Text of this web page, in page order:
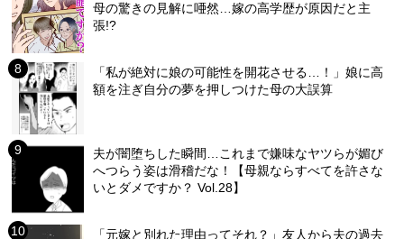
母の驚きの見解に唖然…嫁の高学歴が原因だと主
張!?
「私が絶対に娘の可能性を開花させる…！」娘に高
額を注ぎ自分の夢を押しつけた母の大誤算
夫が闇堕ちした瞬間…これまで嫌味なヤツらが媚び
へつらう姿は滑稽だな！【母親ならすべてを許さな
いとダメですか？ Vol.28】
「元嫁と別れた理由ってそれ？」友人から夫の過去